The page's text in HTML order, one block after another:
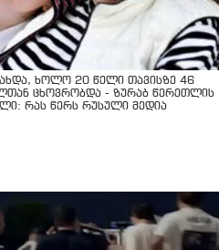
ხოლო 20 წელი თავისზე 46
ცხოვრობდა - ზურაბ წერეთლის
რას წერს რუსული მედია